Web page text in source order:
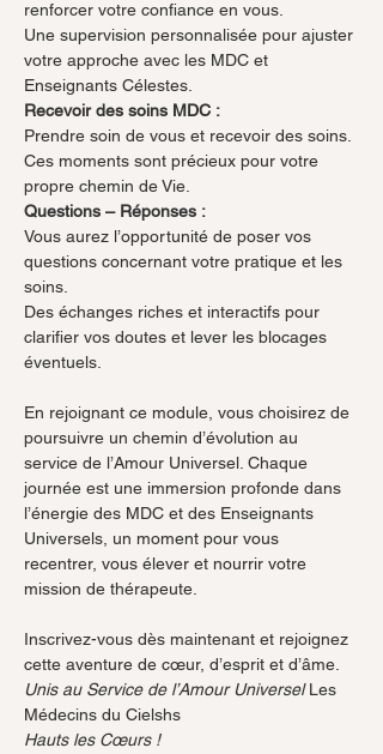
renforcer votre confiance en vous.
Une supervision personnalisée pour ajuster
votre approche avec les MDC et
Enseignants Célestes.
Recevoir des soins MDC :
Prendre soin de vous et recevoir des soins.
Ces moments sont précieux pour votre
propre chemin de Vie.
Questions – Réponses :
Vous aurez l’opportunité de poser vos
questions concernant votre pratique et les
soins.
Des échanges riches et interactifs pour
clarifier vos doutes et lever les blocages
éventuels.
En rejoignant ce module, vous choisirez de
poursuivre un chemin d’évolution au
service de l’Amour Universel. Chaque
journée est une immersion profonde dans
l’énergie des MDC et des Enseignants
Universels, un moment pour vous
recentrer, vous élever et nourrir votre
mission de thérapeute.
Inscrivez-vous dès maintenant et rejoignez
cette aventure de cœur, d’esprit et d’âme.
Unis au Service de l’Amour Universel Les
Médecins du Cielshs
Hauts les Cœurs !